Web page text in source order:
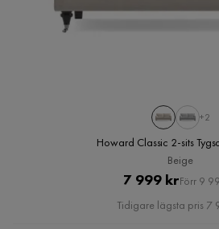
+2
Howard Classic 2-sits
Beige
Pris
7 999 kr
Pris
Förr 9
Tidigare lägsta pris 7